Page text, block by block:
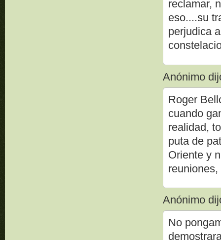
reclamar,
eso....su
perjudica
Anónimo
Roger
cuando
realidad,
puta de
Oriente y
Anónimo
No